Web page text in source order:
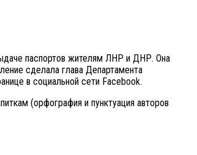
паспортов жителям ЛНР и ДНР. Она
сделала глава Департамента
в социальной сети Facebook.
(орфография и пунктуация авторов